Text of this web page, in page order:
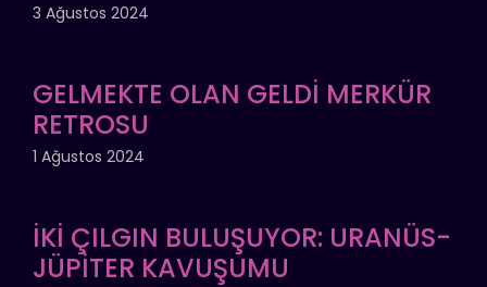
3 Ağustos 2024
GELMEKTE OLAN GELDİ MERKÜR
RETROSU
1 Ağustos 2024
İKİ ÇILGIN BULUŞUYOR: URANÜS-
JÜPİTER KAVUŞUMU